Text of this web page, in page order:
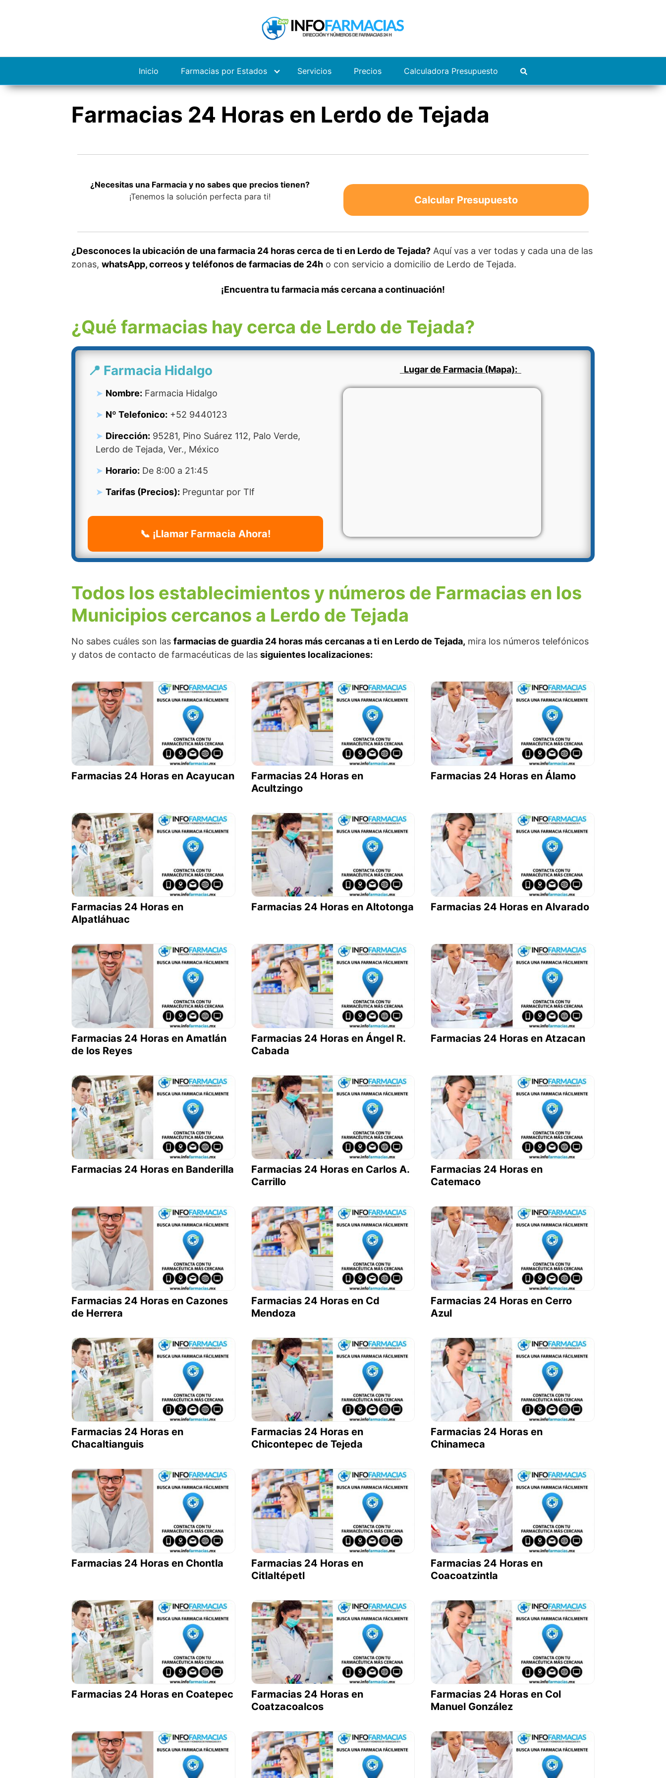
Inicio Farmacias por Estados Servicios Precios Calculadora Presupuesto
Farmacias 24 Horas en Lerdo de Tejada
¿Necesitas una Farmacia y no sabes que precios tienen?
¡Tenemos la solución perfecta para ti!
Calcular Presupuesto
¿Desconoces la ubicación de una farmacia 24 horas cerca de ti en Lerdo de Tejada? Aquí vas a ver todas y cada una de las
zonas, whatsApp, correos y teléfonos de farmacias de 24h o con servicio a domicilio de Lerdo de Tejada.
¡Encuentra tu farmacia más cercana a continuación!
¿Qué farmacias hay cerca de Lerdo de Tejada?
📍 Farmacia Hidalgo
Nombre: Farmacia Hidalgo
Nº Telefonico: +52 9440123
Dirección: 95281, Pino Suárez 112, Palo Verde,
Lerdo de Tejada, Ver., México
Horario: De 8:00 a 21:45
Tarifas (Precios): Preguntar por Tlf
📞 ¡Llamar Farmacia Ahora!
Lugar de Farmacia (Mapa):
Todos los establecimientos y números de Farmacias en los
Municipios cercanos a Lerdo de Tejada
No sabes cuáles son las farmacias de guardia 24 horas más cercanas a ti en Lerdo de Tejada, mira los números telefónicos
y datos de contacto de farmacéuticas de las siguientes localizaciones:
Farmacias 24 Horas en Acayucan
Farmacias 24 Horas en
Acultzingo
Farmacias 24 Horas en Álamo
Farmacias 24 Horas en
Alpatláhuac
Farmacias 24 Horas en Altotonga Farmacias 24 Horas en Alvarado
Farmacias 24 Horas en Amatlán
de los Reyes
Farmacias 24 Horas en Ángel R.
Cabada
Farmacias 24 Horas en Atzacan
Farmacias 24 Horas en Banderilla
Farmacias 24 Horas en Carlos A.
Carrillo
Farmacias 24 Horas en
Catemaco
Farmacias 24 Horas en Cazones
de Herrera
Farmacias 24 Horas en Cd
Mendoza
Farmacias 24 Horas en Cerro
Azul
Farmacias 24 Horas en
Chacaltianguis
Farmacias 24 Horas en
Chicontepec de Tejeda
Farmacias 24 Horas en
Chinameca
Farmacias 24 Horas en Chontla
Farmacias 24 Horas en
Citlaltépetl
Farmacias 24 Horas en
Coacoatzintla
Farmacias 24 Horas en Coatepec
Farmacias 24 Horas en
Coatzacoalcos
Farmacias 24 Horas en Col
Manuel González